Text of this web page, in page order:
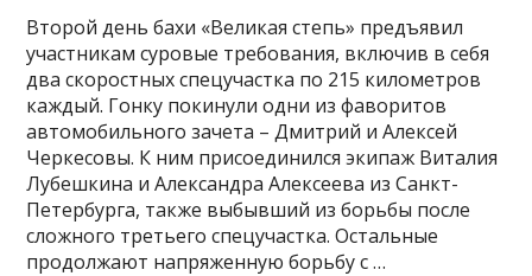
Второй день бахи «Великая степь» предъявил
участникам суровые требования, включив в себя
два скоростных спецучастка по 215 километров
каждый. Гонку покинули одни из фаворитов
автомобильного зачета – Дмитрий и Алексей
Черкесовы. К ним присоединился экипаж Виталия
Лубешкина и Александра Алексеева из Санкт-
Петербурга, также выбывший из борьбы после
сложного третьего спецучастка. Остальные
продолжают напряженную борьбу с …